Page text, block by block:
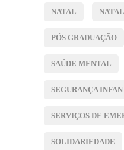
NATAL
PÓS GRADUAÇÃO
SAÚDE MENTAL
SEGURANÇA
SERVIÇOS DE
SOLIDARIEDADE